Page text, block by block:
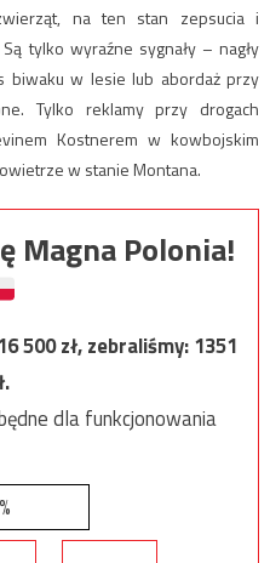
na ten stan zepsucia i
tylko wyraźne sygnały – nagły
biwaku w lesie lub abordaż przy
Tylko reklamy przy drogach
Kostnerem w kowbojskim
w stanie Montana.
Magna Polonia!
500zł, zebraliśmy:1351
dla funkcjonowania